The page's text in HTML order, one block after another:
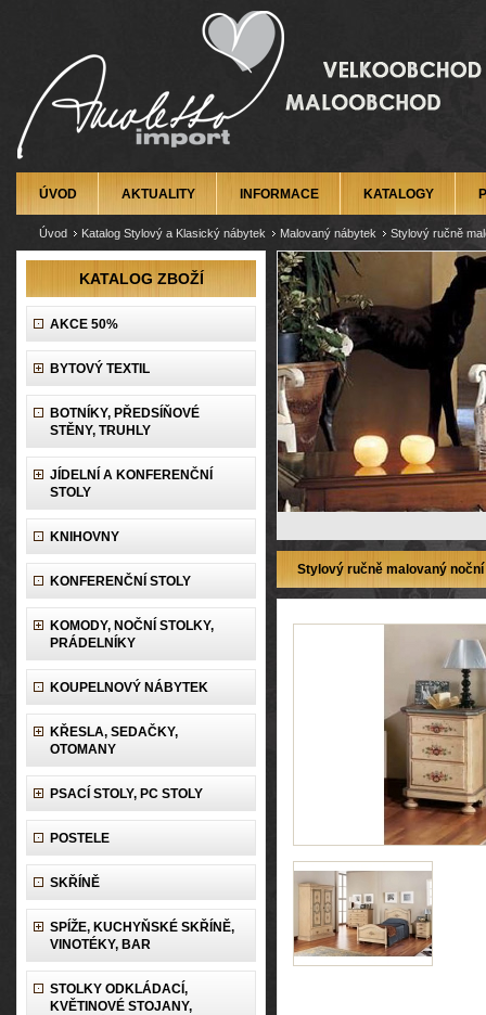
ÚVOD AKTUALITY INFORMACE KATALOGY
Úvod Katalog Stylový a Klasický nábytek Malovaný nábytek Stylový ručně
KATALOG ZBOŽÍ
AKCE 50%
BYTOVÝ TEXTIL
BOTNÍKY, PŘEDSÍŇOVÉ
STĚNY, TRUHLY
JÍDELNÍ A KONFERENČNÍ
STOLY
KNIHOVNY
KONFERENČNÍ STOLY
KOMODY, NOČNÍ STOLKY,
PRÁDELNÍKY
KOUPELNOVÝ NÁBYTEK
KŘESLA, SEDAČKY,
OTOMANY
PSACÍ STOLY, PC STOLY
POSTELE
SKŘÍNĚ
SPÍŽE, KUCHYŇSKÉ SKŘÍNĚ,
VINOTÉKY, BAR
STOLKY ODKLÁDACÍ,
KVĚTINOVÉ STOJANY,
Stylový ručně malovaný